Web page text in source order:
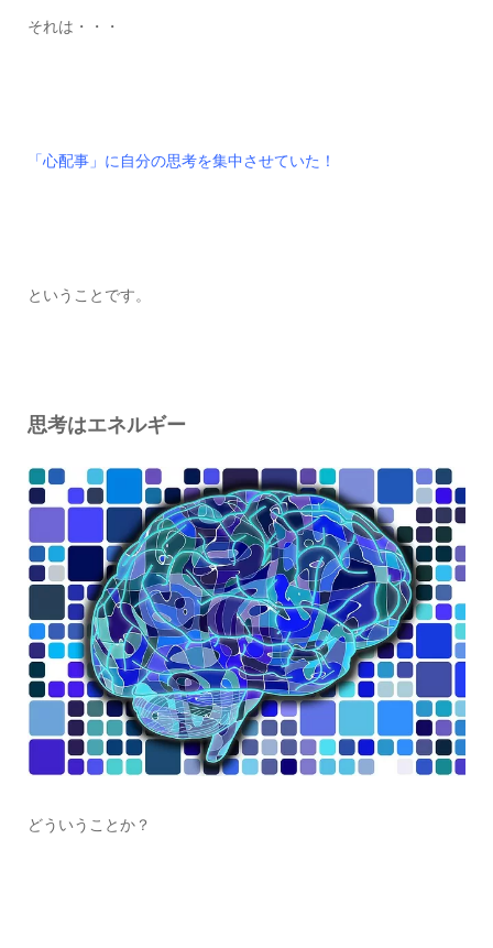
それは・・・
「心配事」に自分の思考を集中させていた！
ということです。
思考はエネルギー
どういうことか？